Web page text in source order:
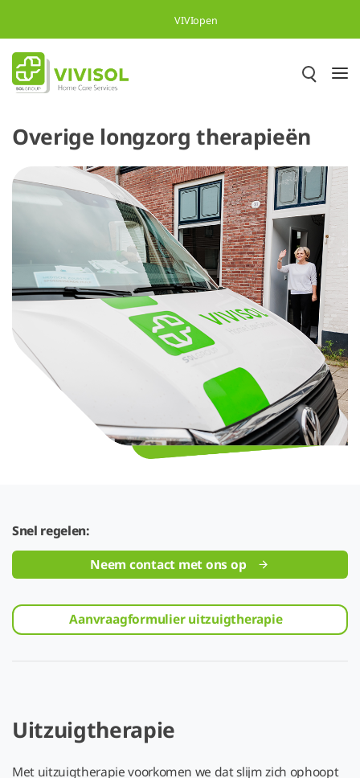
Overslaan en naar hoofdinhoud gaan
VIVIopen
Overige longzorg therapieën
Snel regelen:
Neem contact met ons op
Aanvraagformulier uitzuigtherapie
Uitzuigtherapie
Met uitzuigtherapie voorkomen we dat slijm zich ophoopt